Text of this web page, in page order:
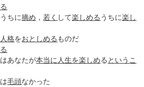
ちに摘め ，若く して楽しめる うちに楽し
人格をおとしめる ものだ
あなたが本当に 人生を楽しめる というこ
毛頭なかった